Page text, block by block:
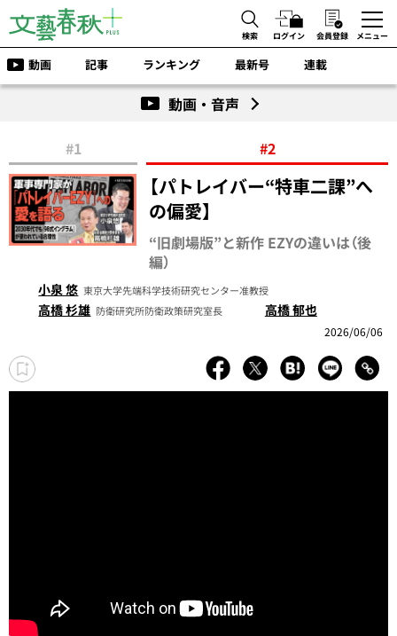
検索 ログイン 会員登録 メニュー
動画 記事 ランキング 最新号 連載
動画・音声
#1 #2
【パトレイバー“特車二課”へ
の偏愛】
“旧劇場版”と新作 EZYの違いは（後
編）
小泉 悠 東京大学先端科学技術研究センター准教授
高橋 杉雄 防衛研究所防衛政策研究室長 高橋 郁也
2026/06/06